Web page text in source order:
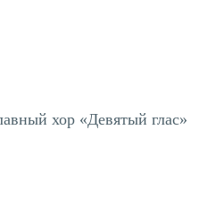
хор «Девятый глас»